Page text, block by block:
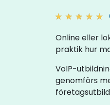
Online eller
praktik hur
VoIP-
genomförs